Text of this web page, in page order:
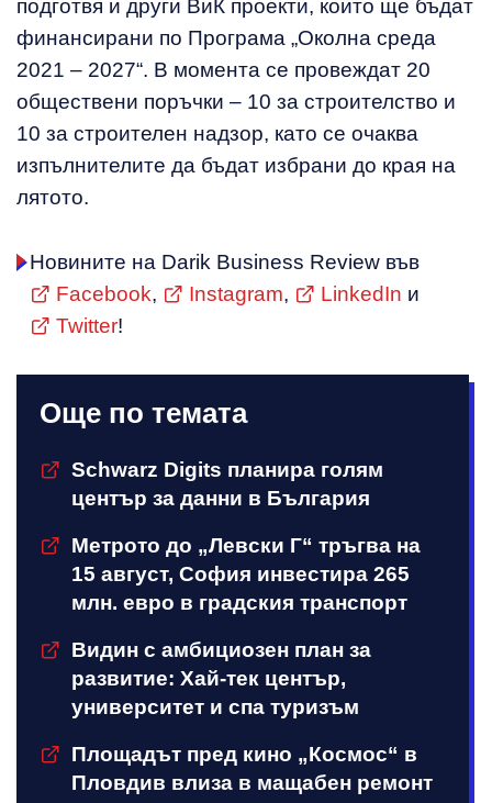
подготвя и други ВиК проекти, които ще бъдат
финансирани по Програма „Околна среда
2021 – 2027“. В момента се провеждат 20
обществени поръчки – 10 за строителство и
10 за строителен надзор, като се очаква
изпълнителите да бъдат избрани до края на
лятото.
Новините на Darik Business Review във
Facebook, Instagram, LinkedIn и
Twitter!
Още по темата
Schwarz Digits планира голям
център за данни в България
Метрото до „Левски Г“ тръгва на
15 август, София инвестира 265
млн. евро в градския транспорт
Видин с амбициозен план за
развитие: Хай-тек център,
университет и спа туризъм
Площадът пред кино „Космос“ в
Пловдив влиза в мащабен ремонт